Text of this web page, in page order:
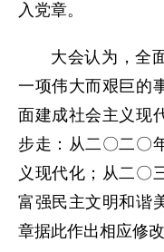
入党章。
大会认为，全
一项伟大而艰巨的
面建成社会主义现
步走：从二〇二〇
义现代化；从二〇
富强民主文明和谐
章据此作出相应修改